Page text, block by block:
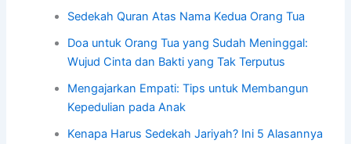
Sedekah Quran Atas Nama Kedua Orang Tua
Doa untuk Orang Tua yang Sudah Meninggal:
Wujud Cinta dan Bakti yang Tak Terputus
Mengajarkan Empati: Tips untuk Membangun
Kepedulian pada Anak
Kenapa Harus Sedekah Jariyah? Ini 5 Alasannya